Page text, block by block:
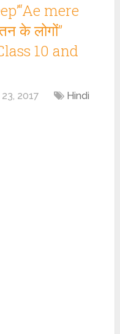
mere
के लोगों”
10 and
2017
Hindi